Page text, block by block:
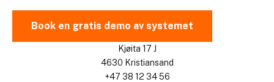
Book en gratis demo av systemet
Kjøita 17 J
4630 Kristiansand
+47 38 12 34 56